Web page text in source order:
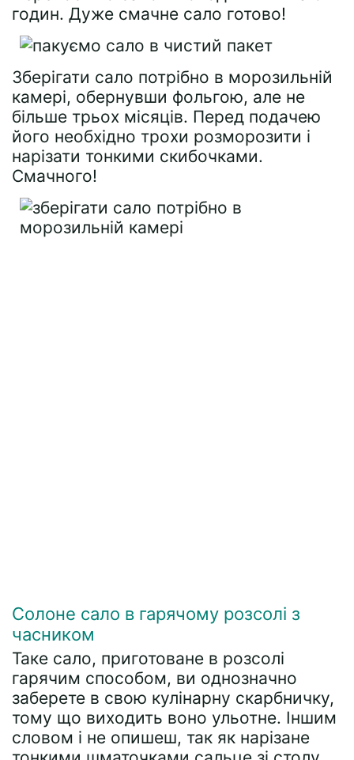
годин. Дуже смачне сало готово!
Зберігати сало потрібно в морозильній
камері, обернувши фольгою, але не
більше трьох місяців. Перед подачею
його необхідно трохи розморозити і
нарізати тонкими скибочками.
Смачного!
Солоне сало в гарячому розсолі з
часником
Таке сало, приготоване в розсолі
гарячим способом, ви однозначно
заберете в свою кулінарну скарбничку,
тому що виходить воно ульотне. Іншим
словом і не опишеш, так як нарізане